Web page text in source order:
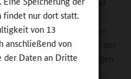
findet nur dort statt.
von 13
anschließend von
der Daten an Dritte
der
die Verantwortung für den
Aufgaben oblag auch in der
den Schulen, Schulleitungen